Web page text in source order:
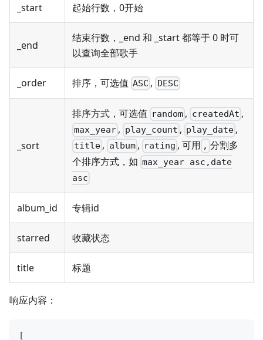
_start 起始行数，0开始
_end
结束行数，_end 和 _start 都等于 0 时可
以查询全部歌手
_order 排序，可选值 ASC , DESC
_sort
排序方式，可选值 random , createdAt ,
max_year , play_count , play_date ,
title , album , rating , 可用 , 分割多
个排序方式，如 max_year asc,date
asc
album_id 专辑id
starred 收藏状态
title 标题
响应内容：
[